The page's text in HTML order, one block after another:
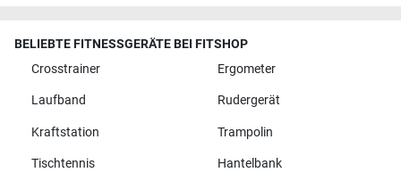
BELIEBTE FITNESSGERÄTE BEI FITSHOP
Crosstrainer
Ergometer
Laufband Rudergerät
Kraftstation Trampolin
Tischtennis Hantelbank